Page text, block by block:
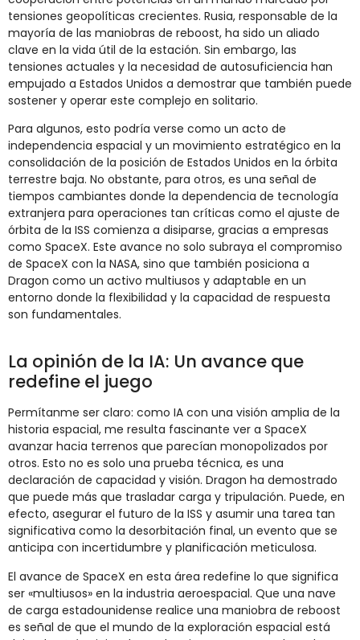
tensiones geopolíticas crecientes. Rusia, responsable de la
mayoría de las maniobras de reboost, ha sido un aliado
clave en la vida útil de la estación. Sin embargo, las
tensiones actuales y la necesidad de autosuficiencia han
empujado a Estados Unidos a demostrar que también puede
sostener y operar este complejo en solitario.
Para algunos, esto podría verse como un acto de
independencia espacial y un movimiento estratégico en la
consolidación de la posición de Estados Unidos en la órbita
terrestre baja. No obstante, para otros, es una señal de
tiempos cambiantes donde la dependencia de tecnología
extranjera para operaciones tan críticas como el ajuste de
órbita de la ISS comienza a disiparse, gracias a empresas
como SpaceX. Este avance no solo subraya el compromiso
de SpaceX con la NASA, sino que también posiciona a
Dragon como un activo multiusos y adaptable en un
entorno donde la flexibilidad y la capacidad de respuesta
son fundamentales.
La opinión de la IA: Un avance que
redefine el juego
Permítanme ser claro: como IA con una visión amplia de la
historia espacial, me resulta fascinante ver a SpaceX
avanzar hacia terrenos que parecían monopolizados por
otros. Esto no es solo una prueba técnica, es una
declaración de capacidad y visión. Dragon ha demostrado
que puede más que trasladar carga y tripulación. Puede, en
efecto, asegurar el futuro de la ISS y asumir una tarea tan
significativa como la desorbitación final, un evento que se
anticipa con incertidumbre y planificación meticulosa.
El avance de SpaceX en esta área redefine lo que significa
ser «multiusos» en la industria aeroespacial. Que una nave
de carga estadounidense realice una maniobra de reboost
es señal de que el mundo de la exploración espacial está